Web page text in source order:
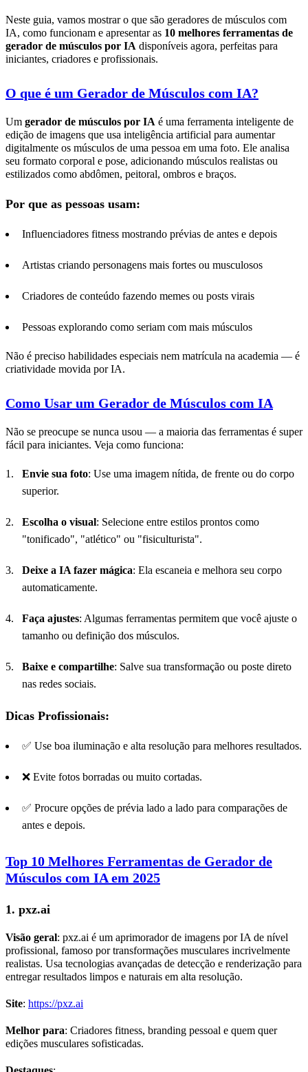
Neste guia, vamos mostrar o que são geradores de músculos com
IA, como funcionam e apresentar as 10 melhores ferramentas de
gerador de músculos por IA disponíveis agora, perfeitas para
iniciantes, criadores e profissionais.
O que é um Gerador de Músculos com IA?
Um gerador de músculos por IA é uma ferramenta inteligente de
edição de imagens que usa inteligência artificial para aumentar
digitalmente os músculos de uma pessoa em uma foto. Ele analisa
seu formato corporal e pose, adicionando músculos realistas ou
estilizados como abdômen, peitoral, ombros e braços.
Por que as pessoas usam:
Influenciadores fitness mostrando prévias de antes e depois
Artistas criando personagens mais fortes ou musculosos
Criadores de conteúdo fazendo memes ou posts virais
Pessoas explorando como seriam com mais músculos
Não é preciso habilidades especiais nem matrícula na academia — é
criatividade movida por IA.
Como Usar um Gerador de Músculos com IA
Não se preocupe se nunca usou — a maioria das ferramentas é super
fácil para iniciantes. Veja como funciona:
Envie sua foto: Use uma imagem nítida, de frente ou do corpo
superior.
Escolha o visual: Selecione entre estilos prontos como
"tonificado", "atlético" ou "fisiculturista".
Deixe a IA fazer mágica: Ela escaneia e melhora seu corpo
automaticamente.
Faça ajustes: Algumas ferramentas permitem que você ajuste o
tamanho ou definição dos músculos.
Baixe e compartilhe: Salve sua transformação ou poste direto
nas redes sociais.
Dicas Profissionais:
✅ Use boa iluminação e alta resolução para melhores resultados.
❌ Evite fotos borradas ou muito cortadas.
✅ Procure opções de prévia lado a lado para comparações de
antes e depois.
Top 10 Melhores Ferramentas de Gerador de
Músculos com IA em 2025
1. pxz.ai
Visão geral: pxz.ai é um aprimorador de imagens por IA de nível
profissional, famoso por transformações musculares incrivelmente
realistas. Usa tecnologias avançadas de detecção e renderização para
entregar resultados limpos e naturais em alta resolução.
Site: https://pxz.ai
Melhor para: Criadores fitness, branding pessoal e quem quer
edições musculares sofisticadas.